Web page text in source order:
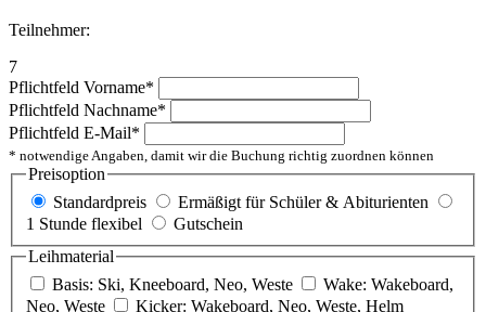
Teilnehmer:
7
Pflichtfeld Vorname*
Pflichtfeld Nachname*
Pflichtfeld E-Mail*
* notwendige Angaben, damit wir die Buchung richtig zuordnen können
Preisoption
Standardpreis
Ermäßigt für Schüler & Abiturienten
1 Stunde flexibel
Gutschein
Leihmaterial
Basis: Ski, Kneeboard, Neo, Weste
Wake: Wakeboard,
Neo, Weste
Kicker: Wakeboard, Neo, Weste, Helm